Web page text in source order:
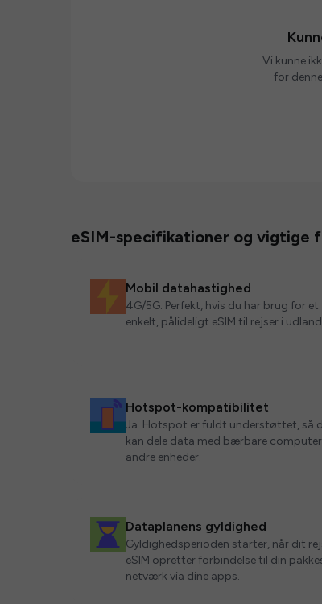
Vi kunne
for
eSIM-specifikationer og vigtige
Mobil datahastighed
4G/5G. Perfekt, hvis du har brug for et
enkelt, pålideligt eSIM til rejser i
Hotspot-kompatibilitet
Ja. Hotspot er fuldt understøttet, så
kan dele data med bærbare
andre enheder.
Dataplanens gyldighed
Gyldighedsperioden starter, når dit
eSIM opretter forbindelse til din
netværk via dine apps.